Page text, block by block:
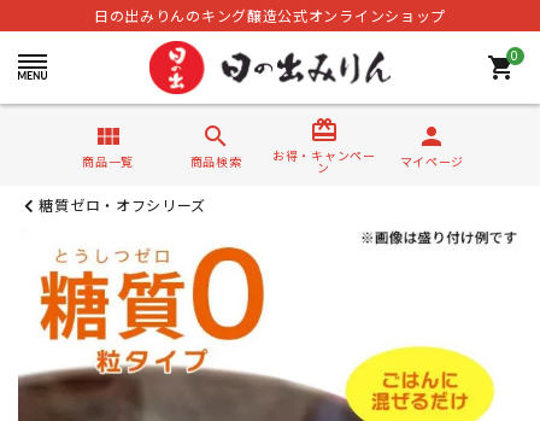
日の出みりんのキング醸造公式オンラインショップ
0
shopping_cart
view_module
商品一覧
search
商品検索
card_giftcard
お得・キャンペー
ン
person
マイページ
糖質ゼロ・オフシリーズ